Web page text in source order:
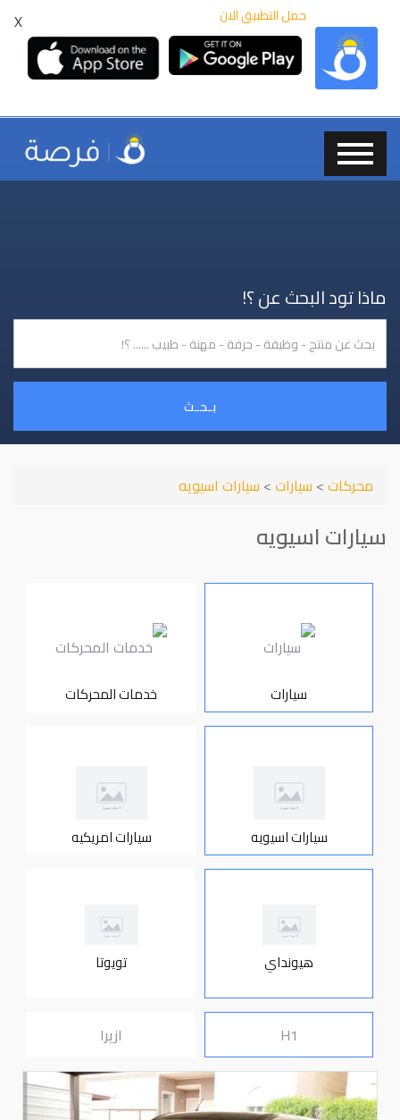
X حمل التطبيق الان
ماذا تود البحث عن ؟!
بـحـث
محركات> سيارات> سيارات اسيويه
سيارات اسيويه
سيارات خدمات المحركات
سيارات اسيويه سيارات امريكيه
هيونداي تويوتا
H1 ازيرا